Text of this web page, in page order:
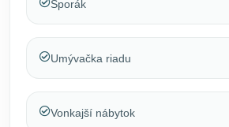
Sporák
Umývačka riadu
Vonkajší nábytok